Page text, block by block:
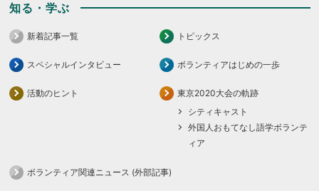
知る・学ぶ
新着記事一覧 トピックス
スペシャルインタビュー ボランティアはじめの一歩
活動のヒント
東京2020大会の軌跡
シティキャスト
外国人おもてなし語学ボランテ
ィア
ボランティア関連ニュース (外部記事)